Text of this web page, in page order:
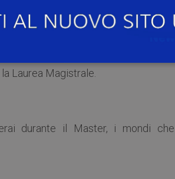
e Diritto; Scienze del Farmaco;
Laurea Magistrale.
durante il Master, i mondi che